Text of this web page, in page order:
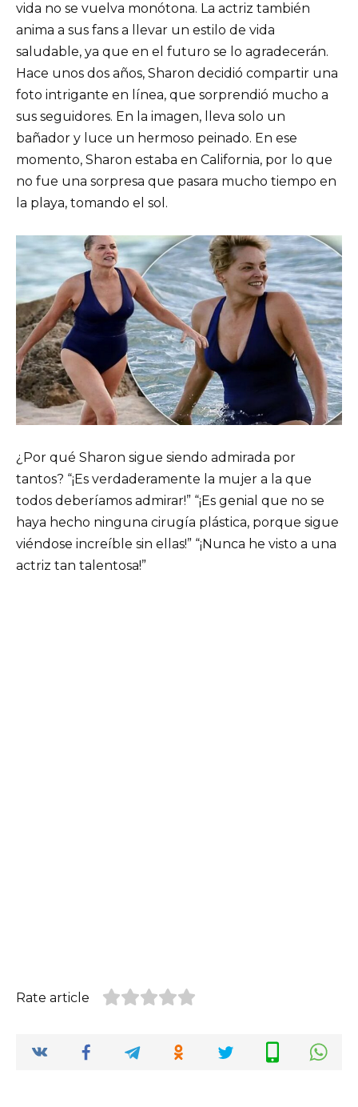
vida no se vuelva monótona. La actriz también
anima a sus fans a llevar un estilo de vida
saludable, ya que en el futuro se lo agradecerán.
Hace unos dos años, Sharon decidió compartir una
foto intrigante en línea, que sorprendió mucho a
sus seguidores. En la imagen, lleva solo un
bañador y luce un hermoso peinado. En ese
momento, Sharon estaba en California, por lo que
no fue una sorpresa que pasara mucho tiempo en
la playa, tomando el sol.
¿Por qué Sharon sigue siendo admirada por
tantos? “¡Es verdaderamente la mujer a la que
todos deberíamos admirar!” “¡Es genial que no se
haya hecho ninguna cirugía plástica, porque sigue
viéndose increíble sin ellas!” “¡Nunca he visto a una
actriz tan talentosa!”
Rate article